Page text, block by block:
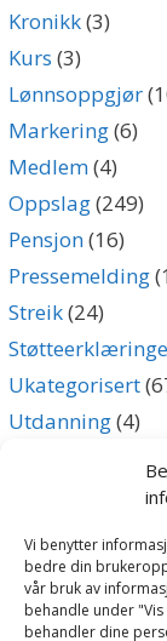
Vi benytter
bedre din
vår bruk av
behandle under
behandler dine
Kronikk(3)
Kurs (3)
Lønnsoppgjør
Markering(6)
Medlem(4)
Oppslag(249)
Pensjon(16)
Pressemelding
Streik(24)
Ukategorisert
Utdanning(4)
Archives